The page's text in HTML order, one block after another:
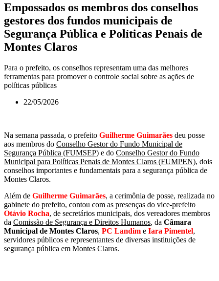
Empossados os membros dos conselhos
gestores dos fundos municipais de
Segurança Pública e Políticas Penais de
Montes Claros
Para o prefeito, os conselhos representam uma das melhores
ferramentas para promover o controle social sobre as ações de
políticas públicas
22/05/2026
Na semana passada, o prefeito Guilherme Guimarães deu posse
aos membros do Conselho Gestor do Fundo Municipal de
Segurança Pública (FUMSEP) e do Conselho Gestor do Fundo
Municipal para Políticas Penais de Montes Claros (FUMPEN), dois
conselhos importantes e fundamentais para a segurança pública de
Montes Claros.
Além de Guilherme Guimarães, a cerimônia de posse, realizada no
gabinete do prefeito, contou com as presenças do vice-prefeito
Otávio Rocha, de secretários municipais, dos vereadores membros
da Comissão de Segurança e Direitos Humanos, da Câmara
Municipal de Montes Claros, PC Landim e Iara Pimentel,
servidores públicos e representantes de diversas instituições de
segurança pública em Montes Claros.